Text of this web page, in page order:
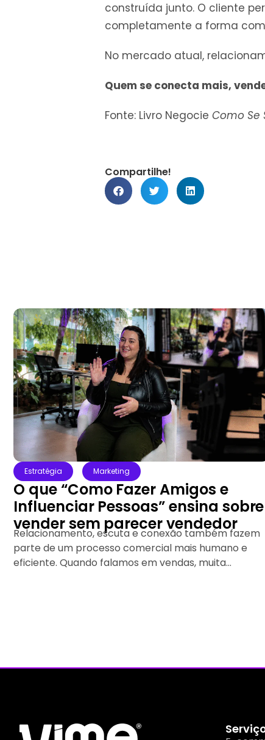
construída junto. O cliente
completamente a forma
No mercado atual,
Quem se conecta mais,
Fonte: Livro Negocie Como Se
Compartilhe!
Estratégia Mercado
Sites de dopamina: o que essa
tendência revela sobre a
experiência de compra online
Imagine entrar em uma loja virtual, navegar por
diferentes produtos, adicionar itens ao carrinho,
finalizar o pedido e até acompanhar...